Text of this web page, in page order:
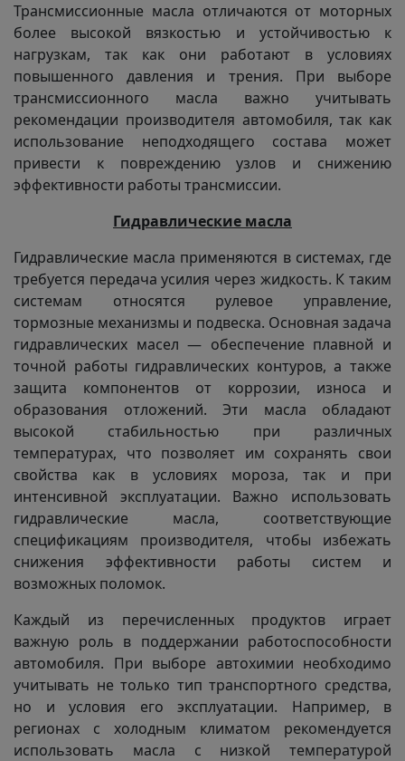
Трансмиссионные масла отличаются от моторных
более высокой вязкостью и устойчивостью к
нагрузкам, так как они работают в условиях
повышенного давления и трения. При выборе
трансмиссионного масла важно учитывать
рекомендации производителя автомобиля, так как
использование неподходящего состава может
привести к повреждению узлов и снижению
эффективности работы трансмиссии.
Гидравлические масла
Гидравлические масла применяются в системах, где
требуется передача усилия через жидкость. К таким
системам относятся рулевое управление,
тормозные механизмы и подвеска. Основная задача
гидравлических масел — обеспечение плавной и
точной работы гидравлических контуров, а также
защита компонентов от коррозии, износа и
образования отложений. Эти масла обладают
высокой стабильностью при различных
температурах, что позволяет им сохранять свои
свойства как в условиях мороза, так и при
интенсивной эксплуатации. Важно использовать
гидравлические масла, соответствующие
спецификациям производителя, чтобы избежать
снижения эффективности работы систем и
возможных поломок.
Каждый из перечисленных продуктов играет
важную роль в поддержании работоспособности
автомобиля. При выборе автохимии необходимо
учитывать не только тип транспортного средства,
но и условия его эксплуатации. Например, в
регионах с холодным климатом рекомендуется
использовать масла с низкой температурой